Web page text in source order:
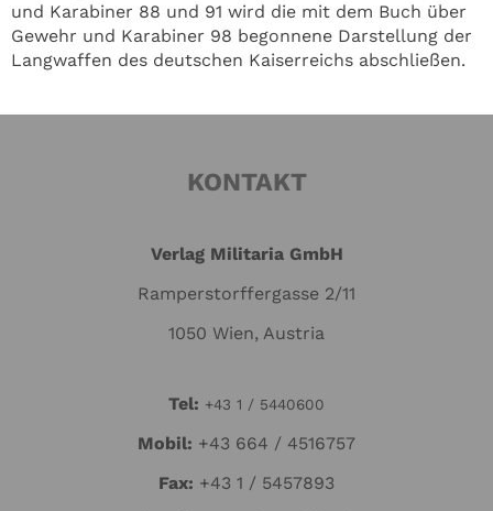
und Karabiner 88 und 91 wird die mit dem Buch über
Gewehr und Karabiner 98 begonnene Darstellung der
Langwaffen des deutschen Kaiserreichs abschließen.
KONTAKT
Verlag Militaria GmbH
Ramperstorffergasse 2/11
1050 Wien, Austria
Tel: +43 1 / 5440600
Mobil: +43 664 / 4516757
Fax: +43 1 / 5457893